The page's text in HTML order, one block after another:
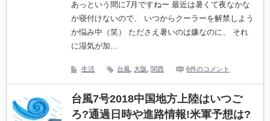
あっという間に7月ですねー 最近は暑くて夜なかな
か寝付けないので、 いつからクーラーを解禁しよう
か悩み中（笑） たださえ暑いのは嫌なのに、 それ
に湿気が加…
生活 台風 ,大阪 ,関西 6件のコメント
台風7号2018中国地方上陸はいつご
ろ?通過日時や進路情報!米軍予想は?